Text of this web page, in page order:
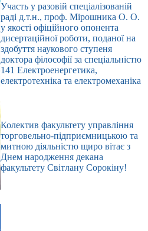
Участь у разовій спеціалізованій
раді д.т.н., проф. Мірошника О. О.
у якості офіційного опонента
дисертаційної роботи, поданої на
здобуття наукового ступеня
доктора філософії за спеціальністю
141 Електроенергетика,
електротехніка та електромеханіка
Колектив факультету управління
торговельно-підприємницькою та
митною діяльністю щиро вітає з
Днем народження декана
факультету Світлану Сорокіну!